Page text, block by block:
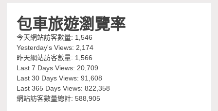
包車旅遊瀏覽率
今天網站訪客數量: 1,546
Yesterday's Views: 2,174
昨天網站訪客數量: 1,566
Last 7 Days Views: 20,709
Last 30 Days Views:91,608
Last 365 Days Views:822,358
網站訪客數量總計:588,905